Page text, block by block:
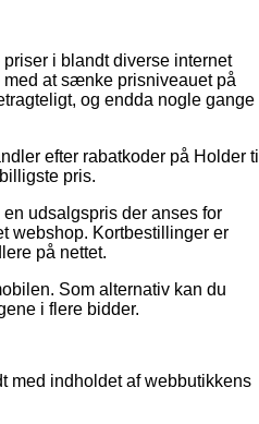
i blandt diverse internet
at sænke prisniveauet på
og endda nogle gange
efter rabatkoder på Holder til
pris.
udsalgspris der anses for
webshop. Kortbestillinger er
på nettet.
Som alternativ kan du
i flere bidder.
med indholdet af webbutikkens